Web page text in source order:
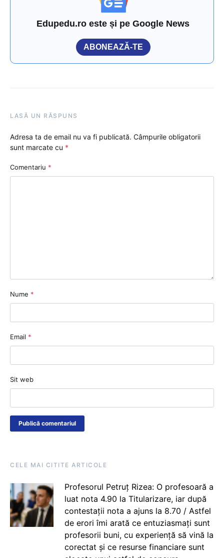
Edupedu.ro este și pe Google News
ABONEAZĂ-TE
LASĂ UN RĂSPUNS
Adresa ta de email nu va fi publicată. Câmpurile obligatorii
sunt marcate cu *
Comentariu *
Nume *
Email *
Sit web
CELE MAI CITITE ARTICOLE
Profesorul Petruț Rizea: O profesoară a
luat nota 4.90 la Titularizare, iar după
contestații nota a ajuns la 8.70 / Astfel
de erori îmi arată ce entuziasmați sunt
profesorii buni, cu experiență să vină la
corectat și ce resurse financiare sunt